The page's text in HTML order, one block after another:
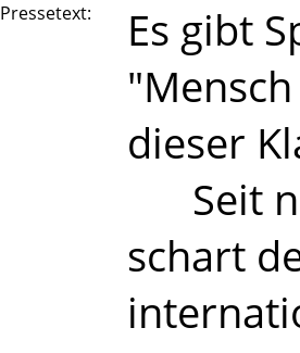
Pressetext:
Es gibt
dieser
Seit
schart